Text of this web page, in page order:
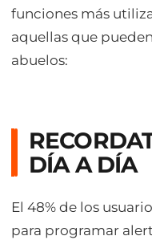
funciones más
aquellas que
abuelos:
DÍA A DÍA
El 48% de los
para programar